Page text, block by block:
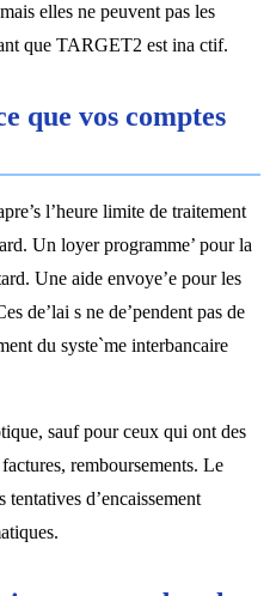
elles ne peuvent pas les
que TARGET2 est ina ctif.
que vos comptes
l’heure limite de traitement
Un loyer programme’ pour la
Une aide envoye’e pour les
de’lai s ne de’pendent pas de
du syste`me interbancaire
sauf pour ceux qui ont des
remboursements. Le
d’encaissement